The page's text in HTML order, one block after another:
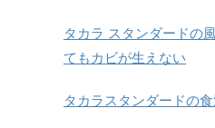
タカラ スタンダードの
てもカビが生えない
タカラスタンダードの